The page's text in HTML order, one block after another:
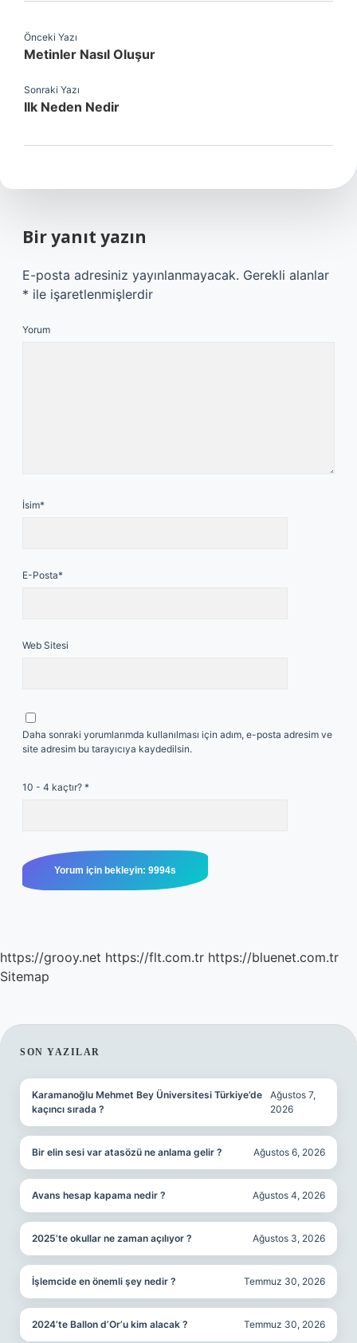
Önceki Yazı
Metinler Nasıl Oluşur
Sonraki Yazı
Ilk Neden Nedir
Bir yanıt yazın
E-posta adresiniz yayınlanmayacak. Gerekli alanlar
* ile işaretlenmişlerdir
Yorum
İsim*
E-Posta*
Web Sitesi
Daha sonraki yorumlarımda kullanılması için adım, e-posta adresim ve
site adresim bu tarayıcıya kaydedilsin.
10 - 4 kaçtır? *
https://grooy.net https://flt.com.tr https://bluenet.com.tr
Sitemap
SIDEBAR
SON YAZILAR
Karamanoğlu Mehmet Bey Üniversitesi Türkiye’de
kaçıncı sırada ?
Ağustos 7,
2026
Bir elin sesi var atasözü ne anlama gelir ? Ağustos 6, 2026
Avans hesap kapama nedir ? Ağustos 4, 2026
2025’te okullar ne zaman açılıyor ? Ağustos 3, 2026
İşlemcide en önemli şey nedir ? Temmuz 30, 2026
2024’te Ballon d’Or’u kim alacak ? Temmuz 30, 2026